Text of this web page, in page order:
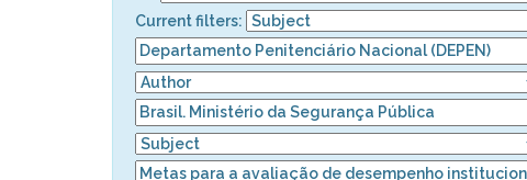
Current filters: